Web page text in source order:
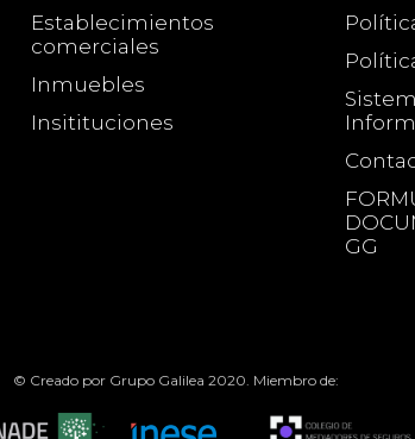
Establecimientos
comerciales
Inmuebles
Insitituciones
GG
© Creado por Grupo Galilea 2020. Miembro de: